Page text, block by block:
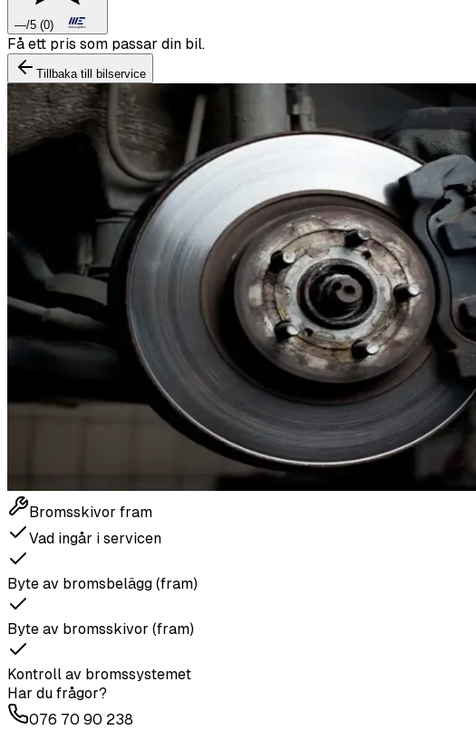
—/5 (0)
Boka däckbyte eller montering inför vintern.
Tillbaka till bilservice
Bromsskivor fram
Vad ingår i servicen
Byte av bromsbelägg (fram)
Byte av bromsskivor (fram)
Kontroll av bromssystemet
Har du frågor?
076 70 90 238